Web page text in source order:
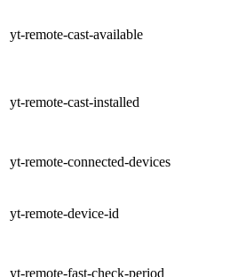
yt-remote-cast-available
yt-remote-cast-installed
yt-remote-connected-devices
yt-remote-device-id
yt-remote-fast-check-period